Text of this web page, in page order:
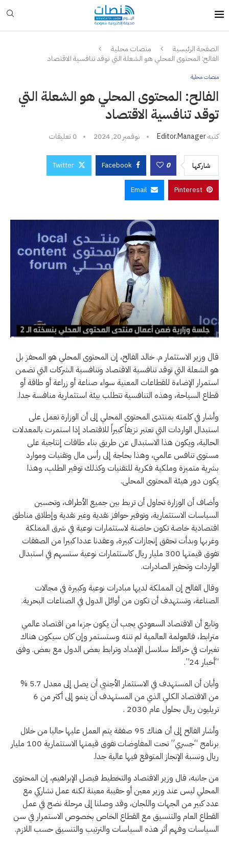
الصفحة الرئيسية
منصات محلية
الفالح: المحتوى المحلي هو الشعلة التي توقد تنافسية الاقتصاد
منصات محلية
الفالح: المحتوى المحلي هو الشعلة التي
توقد تنافسية الاقتصاد
كتبهEditor.manager نوفمبر 20, 2024 0 تعليقات
شاركها 0
Facebook
Twitter
Pinterest
Email
قال وزير الاستثمار م. خالد الفالح، إن المحتوى المحلي هو المحفز بل
هو الشعلة التي توقد تنافسية الاقتصاد وتنافسية الشركات التي تضمن
استمرار الإضاءة للقطاعات المعنية سواء صناعة أو زراعة أو طاقة أو
قطاع السياحة، وهذه التنافسية تتطلب بيئة استثمارية منافسة جدا.
وأشار في كلمته بمنتدى المحتوى المحلي إلى أن الوزارة تعمل على
استبدال الواردات التي تعتبر نزيفاً كبيراً للاقتصاد إذا استمرت بالمعدلات
الحالية، ويكون هذا الاستبدال عن طريق بناء طاقات إنتاجية على
مستوى تنافس عالمي، وهذا بحاجة إلى رأس مال وتقنيات وموارد
بشرية متميزة وملكية فكرية للتقنيات وكذلك توفير الطلب، وهذا
يكون دور هيئة المحتوى المحلى.
وأضاف أن الوزارة تحاول أن تربط بين جميع الأطراف، وتحسين
السياسات الاستثمارية، وتوفير حوافز نقدية وغير نقدية وإطلاق مناطق
اقتصادية خاصة تكون حاضنة لاستثمارات نوعية في شرق المملكة
وغربها وبدأت تحقق إنجازات كبيرة، وعقدنا عددا كبيرا من الصفقات
تفوق قيمتها 300 مليار ريال كاستثمارات نوعية ستسهم في استبدال
الواردات وتحفيز الصادرات.
وقال الفالح إن المملكة لديها مبادرات نوعية وكبيرة في مجالات
الصناعة، وتستهدف أن تكون من أوائل الدول في الصناعات البحرية.
وتابع أن الاقتصاد السعودي يجب أن يكون جزءا من اقتصاد عالمي
مترابط، فالعولمة العالمية لم تنته وستستمر وإن كان سيكون هناك
تغيرات في خرائط سلاسل الإمداد وترابط بعض الدول مع بعض. وفق
“أخبار 24”.
وأبان أن المستهدف في الاستثمار الأجنبي أن يصل إلى معدل 5.7 %
من الاقتصاد الكلي الذي من المستهدف أن ينمو إلى أكثر من 6
تريليون ريال بحلول عام 2030 .
وأشار الفالح إلى أن هناك 95 صفقة يتم العمل عليها حاليا من خلال
برنامج “جسري” تحت المفاوضات تفوق قيمتها الاستثمارية 100 مليار
ريال ونسبة الإنجاز المتوقع فيها عالية جدا.
من جانبه، قال وزير الاقتصاد والتخطيط فيصل الإبراهيم، إن المحتوى
المحلي ليس عند وزير معين أو حقيبة معينة لكنه عمل تشاركي مع
عدد كبير من الجهات واللجان، وقد وصلنا إلى مرحلة نضج في عمل
القطاع العام والتنسيق مع القطاع الخاص بخصوص الاستمرار في سن
السياسات وفهم أثر هذه السياسات والترتيب والتنسيق حسب اللازم.